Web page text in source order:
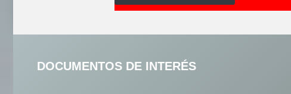
DOCUMENTOS DE INTERÉS